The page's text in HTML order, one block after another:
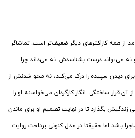
از همه کاراکترهای دیگر ضعیف‌تر است. تماشاگر
نه می‌تواند درست بشناسدش. نه می‌داند چرا
دیدن سپیده را درک می‌کند، نه محو شدنش از
آن قرار ساختگی. انگار کارگردان می‌خواسته او را
بگذارد تا در نهایت تصمیم او برای ماندن
باشد اما حقیقتا در مدل کنونی پرداخت روایت